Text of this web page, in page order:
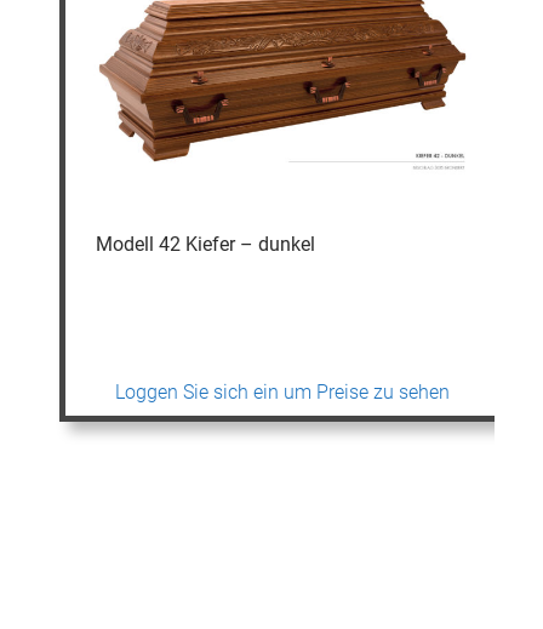
Modell 42 Kiefer – dunkel
Loggen Sie sich ein um Preise zu sehen